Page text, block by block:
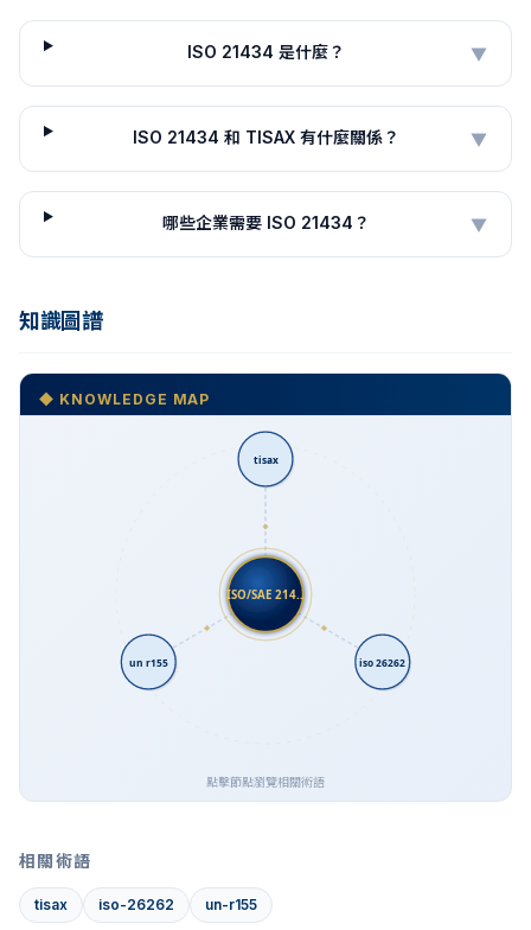
ISO 21434 是什麼？ ▼
ISO 21434 和 TISAX 有什麼關係？ ▼
哪些企業需要 ISO 21434？ ▼
知識圖譜
◆ KNOWLEDGE MAP
ISO/SAE 214…
tisax
iso 26262
un r155
點擊節點瀏覽相關術語
相關術語
tisax iso-26262 un-r155